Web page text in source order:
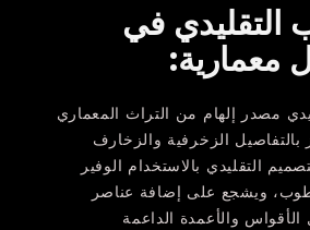
التقليدي في
معمارية:
مصدر إلهام من التراث المعماري
بالتفاصيل الزخرفية والزخارف
التقليدي بالاستخدام الوفير
ويشجع على إضافة عناصر
الأقواس والأعمدة الداعمة